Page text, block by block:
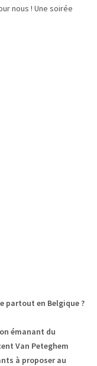
nous ! Une soirée
partout en Belgique ?
émanant du
Van Peteghem
à proposer au